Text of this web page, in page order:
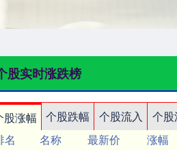
股实时涨跌榜
股涨幅 个股跌幅 个股流入 个股
名
名称 最新价 涨幅